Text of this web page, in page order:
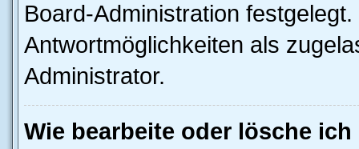
Board-Administration
Antwortmöglichkeiten als
Administrator.
Wie bearbeite oder lösche